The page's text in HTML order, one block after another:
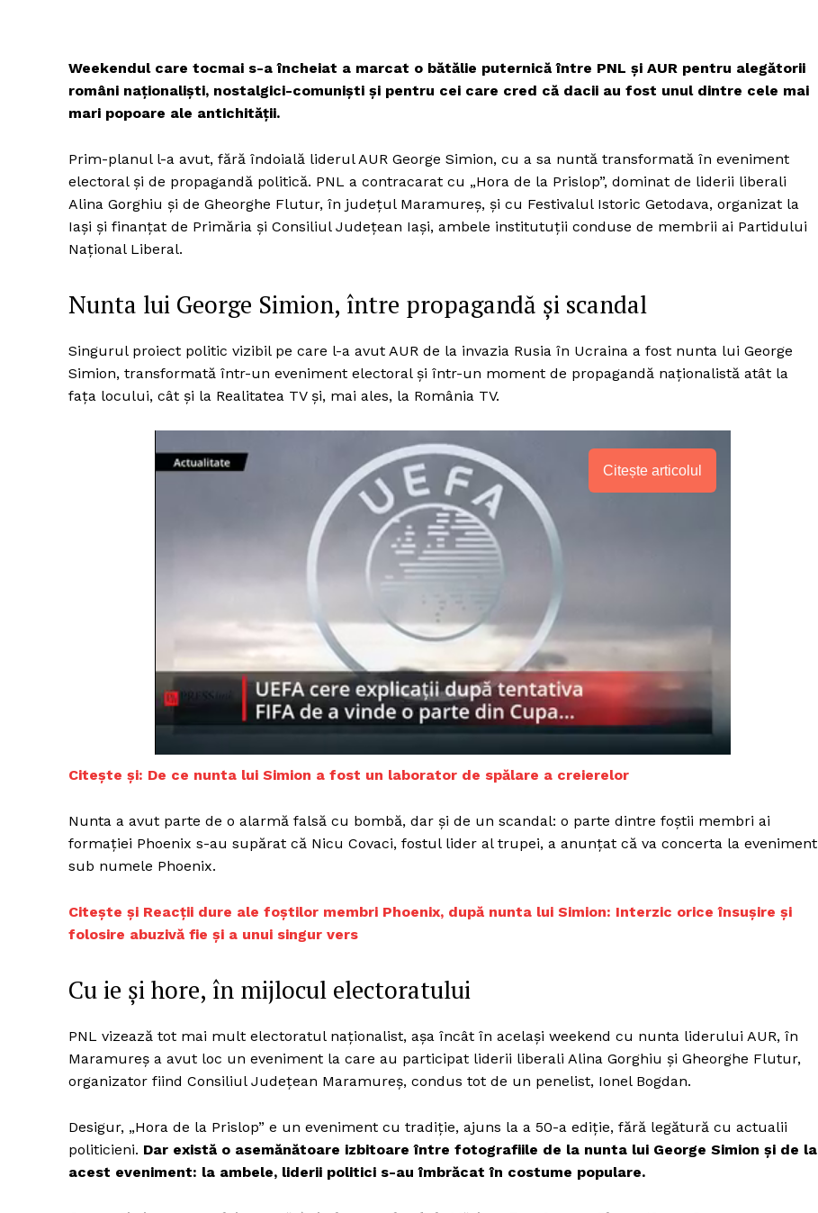
FREEDOM HOUSE
ROMÂNIA
PRESShub
Proiecte editoriale
Rețea
Weekendul care tocmai s-a încheiat a marcat o bătălie puternică între PNL și AUR pentru alegătorii
români naționaliști, nostalgici-comuniști și pentru cei care cred că dacii au fost unul dintre cele mai
mari popoare ale antichității.
Prim-planul l-a avut, fără îndoială liderul AUR George Simion, cu a sa nuntă transformată în eveniment
electoral și de propagandă politică. PNL a contracarat cu „Hora de la Prislop”, dominat de liderii liberali
Alina Gorghiu și de Gheorghe Flutur, în județul Maramureș, și cu Festivalul Istoric Getodava, organizat la
Iași și finanțat de Primăria și Consiliul Județean Iași, ambele institutuții conduse de membrii ai Partidului
Național Liberal.
Nunta lui George Simion, între propagandă și scandal
Singurul proiect politic vizibil pe care l-a avut AUR de la invazia Rusia în Ucraina a fost nunta lui George
Simion, transformată într-un eveniment electoral și într-un moment de propagandă naționalistă atât la
fața locului, cât și la Realitatea TV și, mai ales, la România TV.
Citește articolul
Citește și: De ce nunta lui Simion a fost un laborator de spălare a creierelor
Nunta a avut parte de o alarmă falsă cu bombă, dar și de un scandal: o parte dintre foștii membri ai
formației Phoenix s-au supărat că Nicu Covaci, fostul lider al trupei, a anunțat că va concerta la eveniment
sub numele Phoenix.
Citește și Reacții dure ale foștilor membri Phoenix, după nunta lui Simion: Interzic orice însușire și
folosire abuzivă fie și a unui singur vers
Cu ie și hore, în mijlocul electoratului
PNL vizează tot mai mult electoratul naționalist, așa încât în același weekend cu nunta liderului AUR, în
Maramureș a avut loc un eveniment la care au participat liderii liberali Alina Gorghiu și Gheorghe Flutur,
organizator fiind Consiliul Județean Maramureș, condus tot de un penelist, Ionel Bogdan.
Desigur, „Hora de la Prislop” e un eveniment cu tradiție, ajuns la a 50-a ediție, fără legătură cu actualii
politicieni. Dar există o asemănătoare izbitoare între fotografiile de la nunta lui George Simion și de la
acest eveniment: la ambele, liderii politici s-au îmbrăcat în costume populare.